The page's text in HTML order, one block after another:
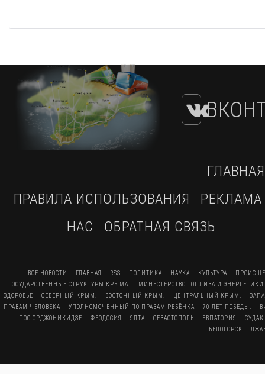
ГЛАВНАЯ
ПРАВИЛА ИСПОЛЬЗОВАНИЯ
РЕКЛАМА
НАС
ОБРАТНАЯ СВЯЗЬ
ВСЕ НОВОСТИ ГЛАВНАЯ RSS ПОЛИТИКА НАУКА КУЛЬТУРА
ГОСУДАРСТВЕННЫЕ СТРУКТУРЫ КРЫМА.
МИНЕСТЕРСТВО ТОПЛИВА И
ЗДОРОВЬЕ
СЕВЕРНЫЙ КРЫМ. ВОСТОЧНЫЙ КРЫМ. ЦЕНТРАЛЬНЫЙ КРЫМ.
ПРАВАМ ЧЕЛОВЕКА
УПОЛНОМОЧЕННЫЙ ПО ПРАВАМ РЕБЁНКА 70 ЛЕТ ПОБЕДЫ.
ПОС.ОРДЖОНИКИДЗЕ
ФЕОДОСИЯ ЯЛТА СЕВАСТОПОЛЬ ЕВПАТОРИЯ
СУДАК
БЕЛОГОРСК